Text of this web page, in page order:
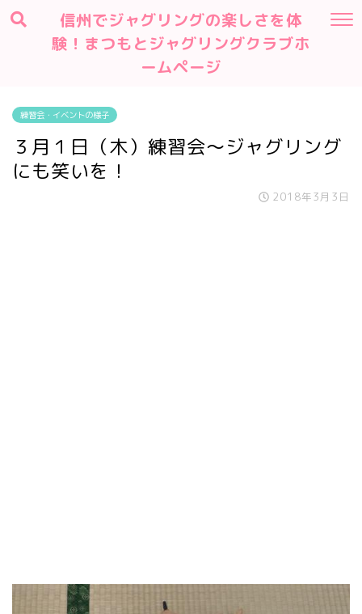
信州でジャグリングの楽しさを体
験！まつもとジャグリングクラブホ
ームページ
練習会・イベントの様子
３月１日（木）練習会～ジャグリング
にも笑いを！
2018年3月3日